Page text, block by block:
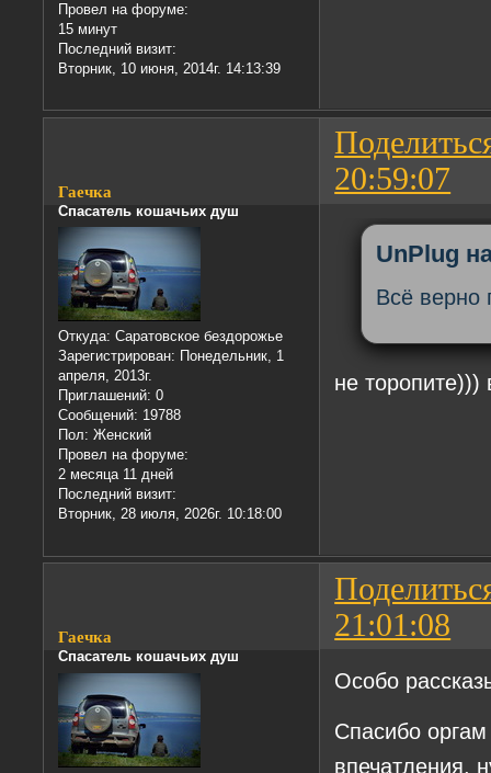
Провел на форуме:
15 минут
Последний визит:
Вторник, 10 июня, 2014г. 14:13:39
20:59:07
Гаечка
Спасатель кошачьих душ
Откуда: Саратовское бездорожье
Зарегистрирован: Понедельник, 1
апреля, 2013г.
Приглашений: 0
Сообщений: 19788
Пол: Женский
Провел на форуме:
2 месяца 11 дней
Последний визит:
Вторник, 28 июля, 2026г. 10:18:00
UnPlug
Всё верно
не торопите)))
21:01:08
Гаечка
Спасатель кошачьих душ
Особо
Спасибо
впечатления,